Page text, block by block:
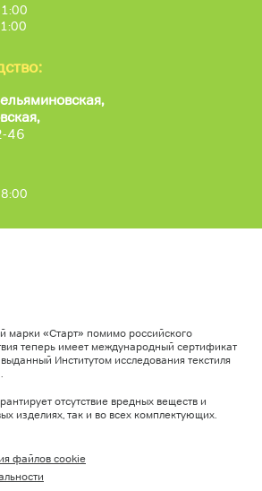
46
марки «Старт» помимо российского
теперь имеет международный сертификат
Институтом исследования текстиля
отсутствие вредных веществ и
изделиях, так и во всех комплектующих.
файлов cookie